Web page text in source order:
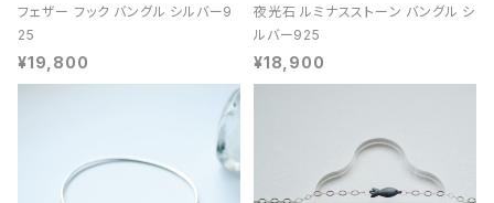
フェザー フック バングル シルバー9
25
¥19,800
夜光石 ルミナスストーン バングル シ
ルバー925
¥18,900